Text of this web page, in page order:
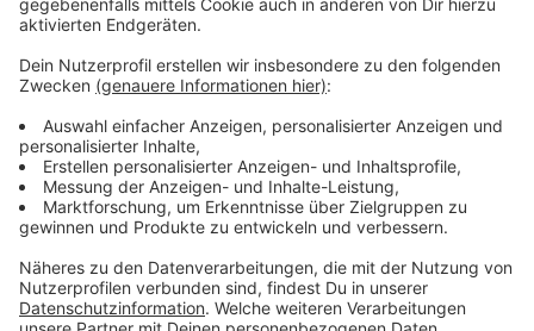
Anzeige
Frost
Anzeige
Das gesamte Wissen ist immer dabei: Dank
Smartphone und Wikipedia haben die meisten von uns
quasi das sämtliches Wissen der Menschheit ständig